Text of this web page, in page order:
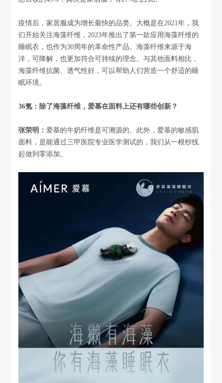
疫情后，家居服成为增长最快的品类。大概是在2021年，我
们开始关注海藻纤维，2023年推出了第一款应用海藻纤维的
睡眠衣，也作为30周年的革命性产品。海藻纤维来源于海
洋，可降解，也更加符合可持续的理念。与其他面料相比，
海藻纤维抗菌、透气性好，可以帮助人们营造一个舒适的睡
眠环境。
36氪：除了海藻纤维，爱慕在面料上还有哪些创新？
张荣明：爱慕的牛奶纤维是可溯源的。此外，爱慕的敏感肌
面料，是能通过三甲医院专业医学测试的，我们从一根纱线
起做到零添加。